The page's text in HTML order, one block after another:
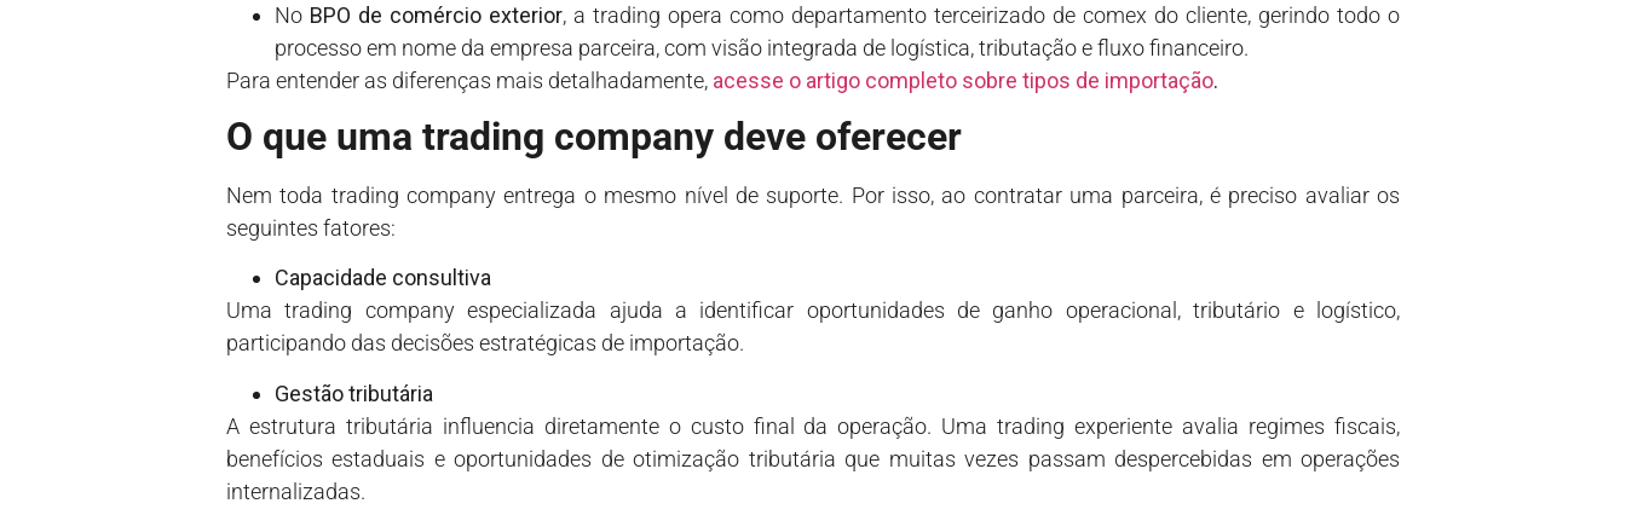
No BPO de comércio exterior, a trading opera como departamento terceirizado de comex do cliente, gerindo todo o
processo em nome da empresa parceira, com visão integrada de logística, tributação e fluxo financeiro.
Para entender as diferenças mais detalhadamente, acesse o artigo completo sobre tipos de importação.
O que uma trading company deve oferecer
Nem toda trading company entrega o mesmo nível de suporte. Por isso, ao contratar uma parceira, é preciso avaliar os
seguintes fatores:
Capacidade consultiva
Uma trading company especializada ajuda a identificar oportunidades de ganho operacional, tributário e logístico,
participando das decisões estratégicas de importação.
Gestão tributária
A estrutura tributária influencia diretamente o custo final da operação. Uma trading experiente avalia regimes fiscais,
benefícios estaduais e oportunidades de otimização tributária que muitas vezes passam despercebidas em operações
internalizadas.